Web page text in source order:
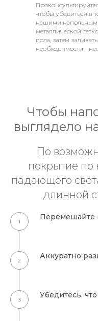
чтобы убедиться в
нашими
металлической
пола, затем
необходимости -
Чтобы
выглядело
По
покрытие по
падающего
длинной
Перемешайте
Аккуратно
Убедитесь,